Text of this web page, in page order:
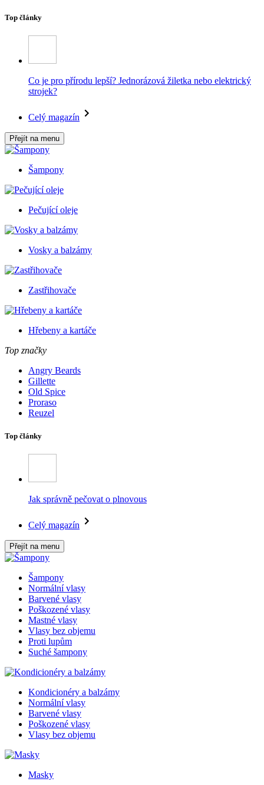
Top články
Co je pro přírodu lepší? Jednorázová žiletka nebo elektrický
strojek?
Celý magazín
Přejít na menu
Šampony
Pečující oleje
Vosky a balzámy
Zastřihovače
Hřebeny a kartáče
Top značky
Angry Beards
Gillette
Old Spice
Proraso
Reuzel
Top články
Jak správně pečovat o plnovous
Celý magazín
Přejít na menu
Šampony
Normální vlasy
Barvené vlasy
Poškozené vlasy
Mastné vlasy
Vlasy bez objemu
Proti lupům
Suché šampony
Kondicionéry a balzámy
Normální vlasy
Barvené vlasy
Poškozené vlasy
Vlasy bez objemu
Masky